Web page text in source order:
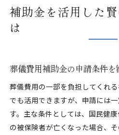
補助金を活用した
は
葬儀費用補助金の申請条件を
葬儀費用の一部を負担してくれ
でも活用できますが、申請には
す。主な条件としては、国民健
の被保険者が亡くなった場合、